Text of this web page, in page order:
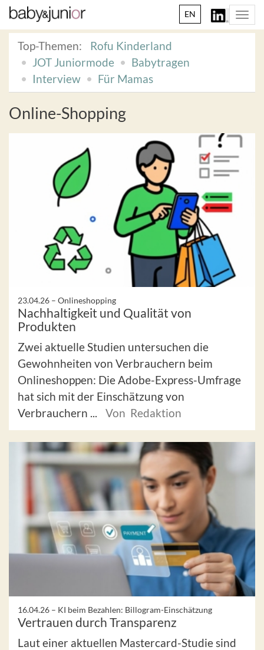
EN
Top-Themen:
Rofu Kinderland
JOT Juniormode
Babytragen
Interview
Für Mamas
Online-Shopping
23.04.26 – Onlineshopping
Nachhaltigkeit und Qualität von
Produkten
Zwei aktuelle Studien untersuchen die
Gewohnheiten von Verbrauchern beim
Onlineshoppen: Die Adobe-Express-Umfrage
hat sich mit der Einschätzung von
Verbrauchern ...
Von Redaktion
16.04.26 – KI beim Bezahlen: Billogram-Einschätzung
Vertrauen durch Transparenz
Laut einer aktuellen Mastercard-Studie sind